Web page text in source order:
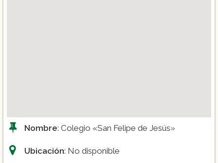
Nombre: Colegio «San Felipe de Jesús»
Ubicación: No disponible